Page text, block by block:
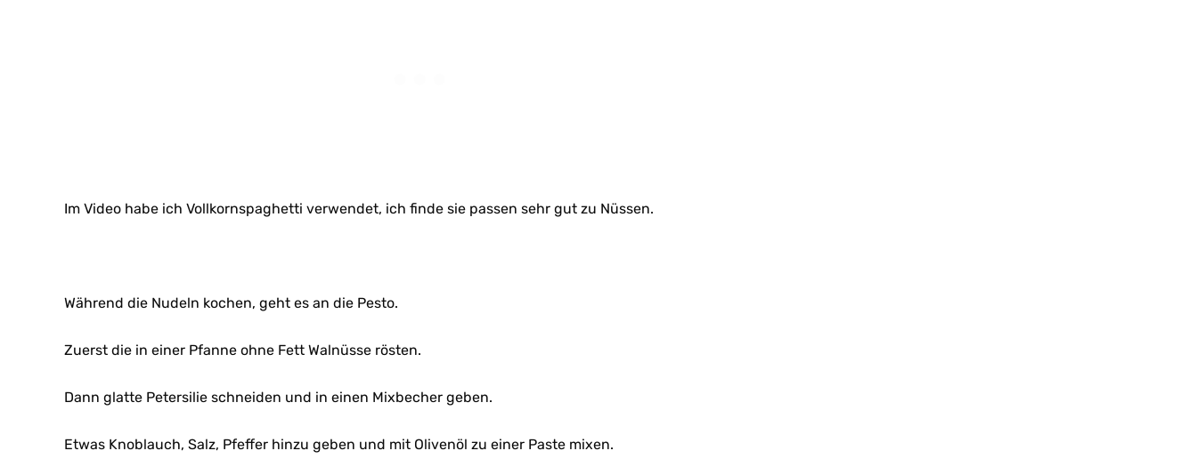
Im Video habe ich Vollkornspaghetti verwendet, ich finde sie passen sehr gut zu Nüssen.
Während die Nudeln kochen, geht es an die Pesto.
Zuerst die in einer Pfanne ohne Fett Walnüsse rösten.
Dann glatte Petersilie schneiden und in einen Mixbecher geben.
Etwas Knoblauch, Salz, Pfeffer hinzu geben und mit Olivenöl zu einer Paste mixen.